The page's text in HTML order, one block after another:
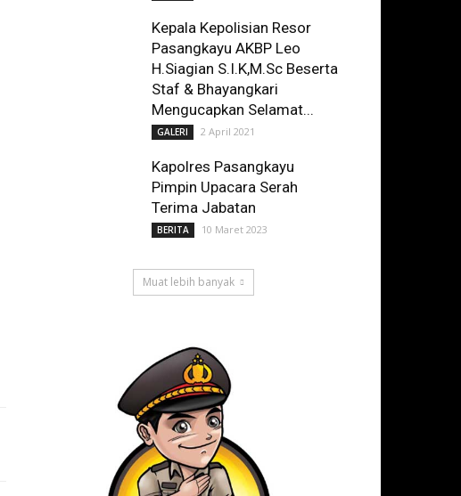
Kepala Kepolisian Resor
Pasangkayu AKBP Leo
H.Siagian S.I.K,M.Sc Beserta
Staf & Bhayangkari
Mengucapkan Selamat...
GALERI 2 April 2021
Kapolres Pasangkayu
Pimpin Upacara Serah
Terima Jabatan
BERITA 10 Maret 2023
Muat lebih banyak